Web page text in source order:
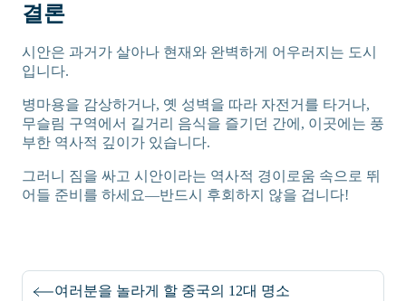
결론
시안은 과거가 살아나 현재와 완벽하게 어우러지는 도시
입니다.
병마용을 감상하거나, 옛 성벽을 따라 자전거를 타거나,
무슬림 구역에서 길거리 음식을 즐기던 간에, 이곳에는 풍
부한 역사적 깊이가 있습니다.
그러니 짐을 싸고 시안이라는 역사적 경이로움 속으로 뛰
어들 준비를 하세요—반드시 후회하지 않을 겁니다!
여러분을 놀라게 할 중국의 12대 명소